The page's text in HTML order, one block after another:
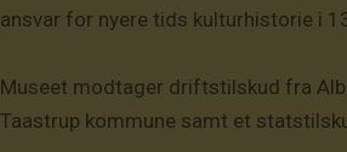
ansvar for nyere tids kulturhistorie i
Museet modtager driftstilskud fra
Taastrup kommune samt et